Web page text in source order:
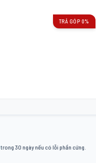
TRẢ GÓP 0%
trong 30 ngày nếu có lỗi phần cứng.